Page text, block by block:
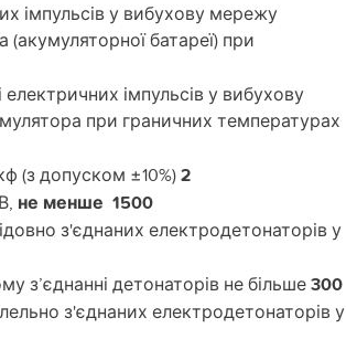
імпульсів у вибухову мережу
(акумуляторної батареї) при
електричних імпульсів у вибухову
при граничних температурах
(з допуском ±10%)2
не менше 1500
з'єднаних електродетонаторів у
з’єднанні детонаторів не більше300
з'єднаних електродетонаторів у